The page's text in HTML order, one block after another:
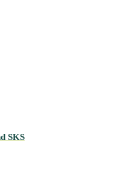
SKS